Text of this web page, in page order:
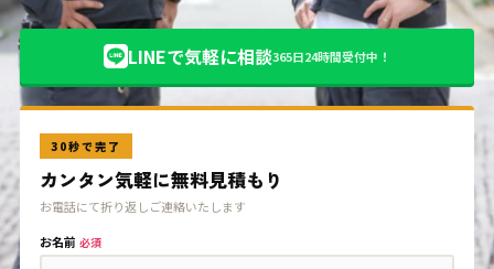
LINEで気軽に相談365日24時間受付中！
30秒で完了
カンタン気軽に無料見積もり
お電話にて折り返しご連絡いたします
お名前 必須